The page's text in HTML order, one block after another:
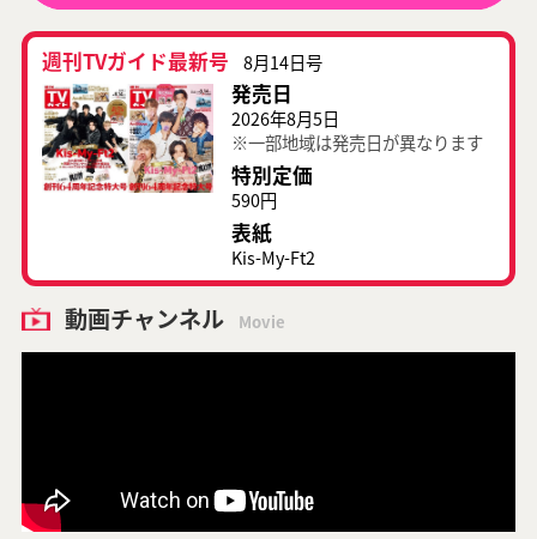
週刊TVガイド最新号 8月14日号
発売日
2026年8月5日
※一部地域は発売日が異なります
特別定価
590円
表紙
Kis-My-Ft2
動画チャンネル Movie